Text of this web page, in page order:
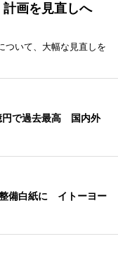
計画を見直しへ
ついて、大幅な見直しを
円で過去最高 国内外
整備白紙に イトーヨー